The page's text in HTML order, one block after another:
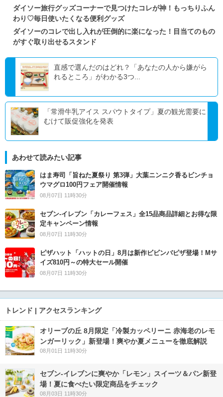
ダイソー旅行グッズコーナーで見つけたコレが神！もっちりふん
わり♡毎日使いたくなる便利グッズ
ダイソーのコレで出し入れが圧倒的に楽になった！目当てのもの
がすぐ取り出せるスタンド
直感で選んだのはどれ？「あなたの人から嫌がら
れるところ」がわかる3つ...
「常滑牛乳アイス スパウトタイプ」夏の観光需要に
むけて販促強化を発表
あわせて読みたい記事
はま寿司「旨ねた夏祭り 第3弾」大葉ニンニク香るビンチョ
ウマグロ100円フェア開催情報
08月07日 11時30分
セブン‐イレブン「カレーフェス」全15品商品詳細とお得な限
定キャンペーン情報
08月07日 11時30分
ピザハット「ハットの日」8月は新作ビビンバピザ登場！Mサ
イズ810円～の特大セール開催
08月07日 11時30分
トレンド | アクセスランキング
オリーブの丘 8月限定「冷製カッペリーニ 赤海老のレモ
ンガーリック」新登場！爽やか夏メニューを徹底解説
08月01日 11時30分
セブン‐イレブンに爽やか「レモン」スイーツ＆パン新登
場！夏に食べたい限定商品をチェック
08月03日 11時30分